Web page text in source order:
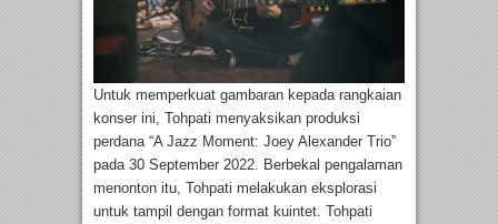
Untuk memperkuat gambaran kepada rangkaian
konser ini, Tohpati menyaksikan produksi
perdana “A Jazz Moment: Joey Alexander Trio”
pada 30 September 2022. Berbekal pengalaman
menonton itu, Tohpati melakukan eksplorasi
untuk tampil dengan format kuintet. Tohpati